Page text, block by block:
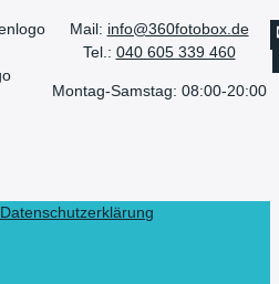
Mail: info@360fotobox.de
Tel.: 040 605 339 460
Montag-Samstag: 08:00-20:00
Datenschutzerklärung